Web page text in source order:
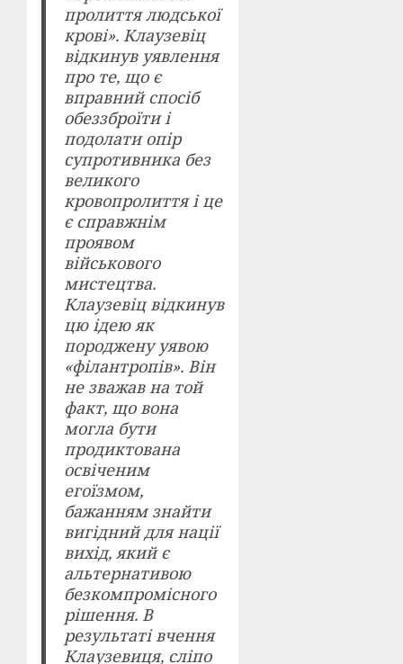
пролиття людської
крові». Клаузевіц
відкинув уявлення
про те, що є
вправний спосіб
обеззброїти і
подолати опір
супротивника без
великого
кровопролиття і це
є справжнім
проявом
військового
мистецтва.
Клаузевіц відкинув
цю ідею як
породжену уявою
«філантропів». Він
не зважав на той
факт, що вона
могла бути
продиктована
освіченим
егоїзмом,
бажанням знайти
вигідний для нації
вихід, який є
альтернативою
безкомпромісного
рішення. В
результаті вчення
Клаузевиця, сліпо